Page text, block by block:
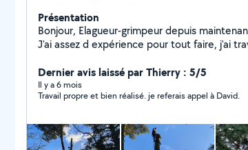
Présentation
Bonjour, Elagueur-grimpeur depuis maintenant 15 ans.
J'ai assez d expérience pour tout faire, j'ai
entreprise renommée, et maintenant de
Mayenne depuis 7 ans. Je me suis inscrit sur
pour m'occuper le week end et partager ma
rapidement. David
Dernier avis laissé par Thierry : 5/5
Il y a 6 mois
Travail propre et bien réalisé. je referais appel à David.